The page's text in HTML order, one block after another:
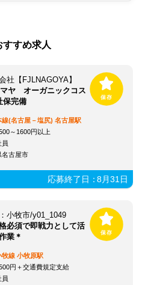
すめ求人
社【FJLNAGOYA】
マヤ オーガニックコス
完備
線(名古屋－塩尻) 名古屋駅
～1600円以上
員
名古屋市
応募終了日：8月31日
牧市/y01_1049
必須で即戦力として活
業＊
牧線 小牧原駅
円＋交通費規定支給
員